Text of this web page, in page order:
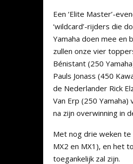
Een ‘Elite Master’-
‘wildcard’-rijders die
Yamaha doen mee en
zullen onze vier
Bénistant (250
Pauls Jonass (450
de Nederlander Rick
Van Erp (250
na zijn overwinning in
Met nog drie weken te
MX2 en MX1), en het
toegankelijk zal zijn.